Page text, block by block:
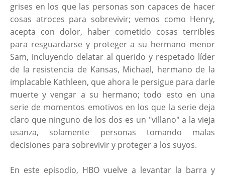
grises en los que las personas son capaces de hacer
cosas atroces para sobrevivir; vemos como Henry,
acepta con dolor, haber cometido cosas terribles
para resguardarse y proteger a su hermano menor
Sam, incluyendo delatar al querido y respetado líder
de la resistencia de Kansas, Michael, hermano de la
implacable Kathleen, que ahora le persigue para darle
muerte y vengar a su hermano; todo esto en una
serie de momentos emotivos en los que la serie deja
claro que ninguno de los dos es un "villano" a la vieja
usanza, solamente personas tomando malas
decisiones para sobrevivir y proteger a los suyos.
En este episodio, HBO vuelve a levantar la barra y